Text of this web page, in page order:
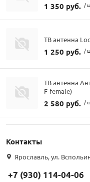
1 350 руб. /
ТВ антенна
1 250 руб. /
ТВ антенна
F-female)
2 580 руб. /
Контакты
Ярославль, ул.
+7 (930) 114-04-06